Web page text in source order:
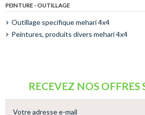
PEINTURE - OUTILLAGE
Outillage specifique mehari 4x4
Peintures, produits divers mehari 4x4
RECEVEZ NOS OFFRES